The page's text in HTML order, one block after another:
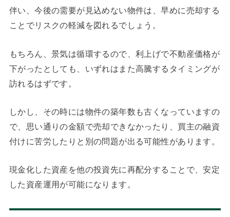
伴い、今後の需要が見込めない物件は、早めに売却する
ことでリスクの軽減を図れるでしょう。
もちろん、景気は循環するので、利上げで不動産価格が
下がったとしても、いずれはまた高騰するタイミングが
訪れるはずです。
しかし、その時には物件の築年数も古くなっていますの
で、思い通りの金額で売却できなかったり、買主の融資
付けに苦労したりと別の問題が出る可能性があります。
現金化した資産を他の投資先に再配分することで、安定
した資産運用が可能になります。